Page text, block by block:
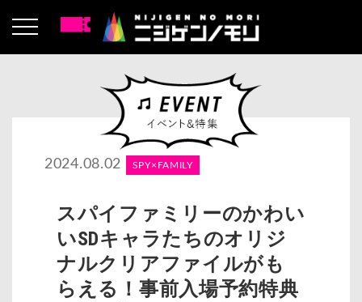
2024.08.02 SPY×FAMILY
スパイファミリーのかわい
いSDキャラたちのオリジ
ナルクリアファイルがも
らえる！事前入場予約特典